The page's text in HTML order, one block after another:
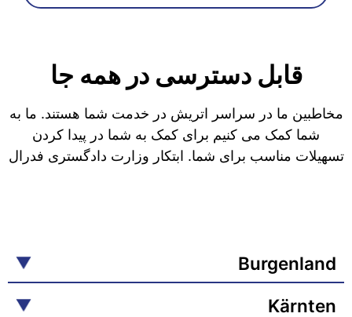
قابل دسترسی در همه جا
مخاطبین ما در سراسر اتریش در خدمت شما هستند. ما به
شما کمک می کنیم برای کمک به شما در پیدا کردن
تسهیلات مناسب برای شما. ابتکار وزارت دادگستری فدرال
Burgenland
Kärnten